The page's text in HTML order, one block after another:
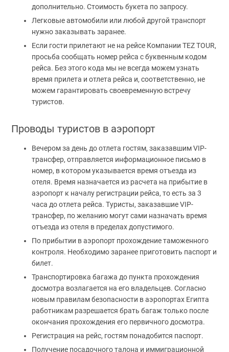
дополнительно. Стоимость букета по запросу.
Легковые автомобили или любой другой транспорт
нужно заказывать заранее.
Если гости прилетают не на рейсе Компании TEZ TOUR,
просьба сообщать номер рейса с буквенным кодом
рейса. Без этого кода мы не всегда можем узнать
время прилета и отлета рейса и, соответственно, не
можем гарантировать своевременную встречу
туристов.
Проводы туристов в аэропорт
Вечером за день до отлета гостям, заказавшим VIP-
трансфер, отправляется информационное письмо в
номер, в котором указывается время отъезда из
отеля. Время назначается из расчета на прибытие в
аэропорт к началу регистрации рейса, то есть за 3
часа до отлета рейса. Туристы, заказавшие VIP-
трансфер, по желанию могут сами назначать время
отъезда из отеля в пределах допустимого.
По прибытии в аэропорт прохождение таможенного
контроля. Необходимо заранее приготовить паспорт и
билет.
Транспортировка багажа до пункта прохождения
досмотра возлагается на его владельцев. Согласно
новым правилам безопасности в аэропортах Египта
работникам разрешается брать багаж только после
окончания прохождения его первичного досмотра.
Регистрация на рейс, гостям понадобится паспорт.
Получение посадочного талона и иммиграционной